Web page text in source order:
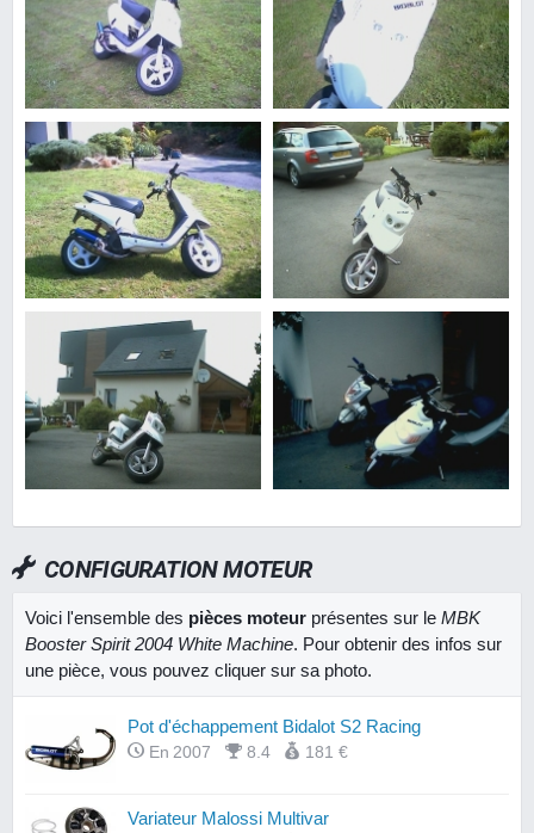
CONFIGURATION MOTEUR
Voici l'ensemble des pièces moteur présentes sur le MBK
Booster Spirit 2004 White Machine. Pour obtenir des infos sur
une pièce, vous pouvez cliquer sur sa photo.
Pot d'échappement Bidalot S2 Racing
En 2007 8.4 181 €
Variateur Malossi Multivar